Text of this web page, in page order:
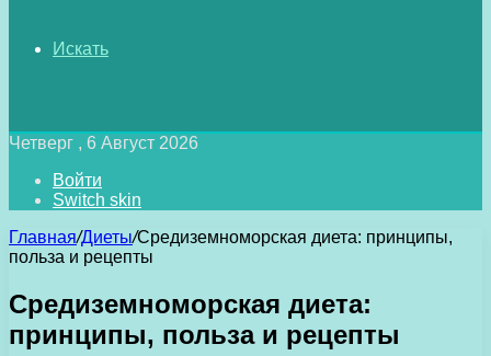
Искать
Четверг , 6 Август 2026
Войти
Switch skin
Главная/Диеты/Средиземноморская диета: принципы,
польза и рецепты
Средиземноморская диета:
принципы, польза и рецепты